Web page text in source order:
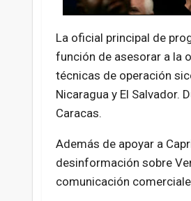
La oficial principal de
función de asesorar a la
técnicas de operación
Nicaragua y El Salvador.
Caracas.
Además de apoyar a
desinformación sobre
comunicación